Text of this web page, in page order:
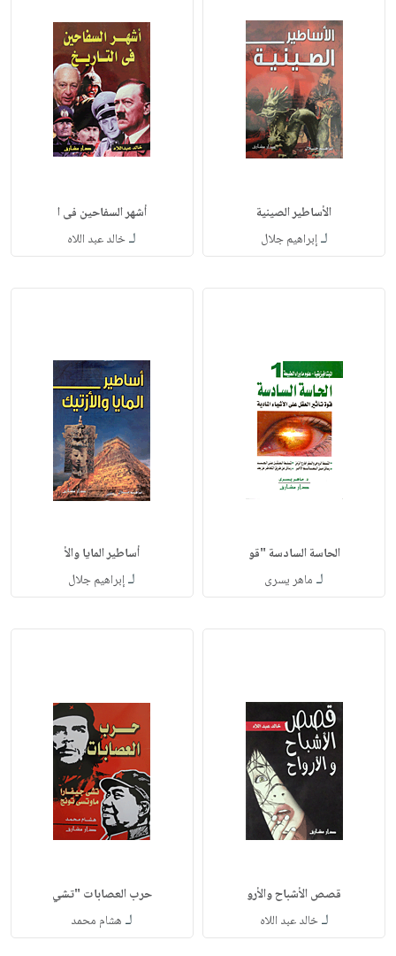
الأساطير الصينية
لـإبراهيم جلال
أشهر السفاحين فى ا
لـخالد عبد اللاه
الحاسة السادسة "قو
لـ ماهر يسرى
أساطير المايا والأ
لـإبراهيم جلال
قصص الأشباح والأرو
لـخالد عبد اللاه
حرب العصابات "تشي
لـ هشام محمد